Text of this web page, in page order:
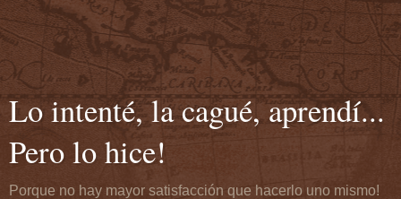
Lo intenté, la cagué, aprendí...
Pero lo hice!
Porque no hay mayor satisfacción que hacerlo uno mismo!